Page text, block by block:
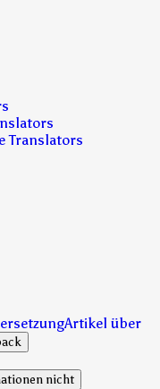
Translators
Artikel über
nicht